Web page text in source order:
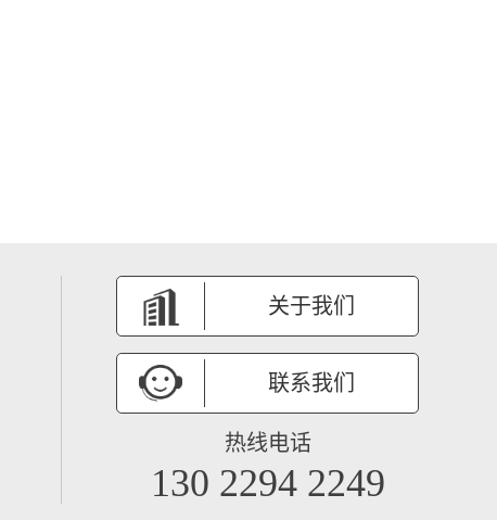
关于我们
联系我们
热线电话
130 2294 2249